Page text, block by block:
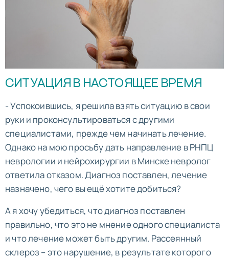
СИТУАЦИЯ В НАСТОЯЩЕЕ ВРЕМЯ
- Успокоившись, я решила взять ситуацию в свои
руки и проконсультироваться с другими
специалистами, прежде чем начинать лечение.
Однако на мою просьбу дать направление в РНПЦ
неврологии и нейрохирургии в Минске невролог
ответила отказом. Диагноз поставлен, лечение
назначено, чего вы ещё хотите добиться?
А я хочу убедиться, что диагноз поставлен
правильно, что это не мнение одного специалиста
и что лечение может быть другим. Рассеянный
склероз – это нарушение, в результате которого